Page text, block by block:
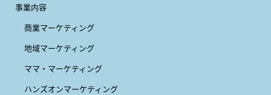
事業内容
商業マーケティング
地域マーケティング
ママ・マーケティング
ハンズオンマーケティング